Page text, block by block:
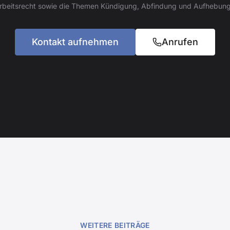
sowie die Themen Kündigung, Abfindung und
Kontakt aufnehmen Anrufen
WEITERE BEITRÄGE